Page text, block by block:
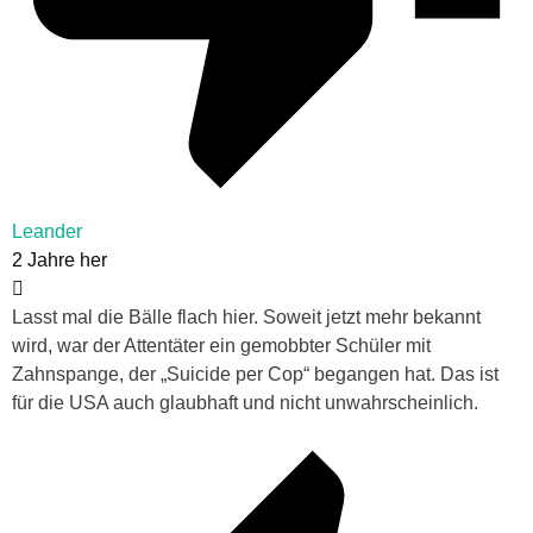
Leander
2 Jahre her
Lasst mal die Bälle flach hier. Soweit jetzt mehr bekannt
wird, war der Attentäter ein gemobbter Schüler mit
Zahnspange, der „Suicide per Cop“ begangen hat. Das ist
für die USA auch glaubhaft und nicht unwahrscheinlich.